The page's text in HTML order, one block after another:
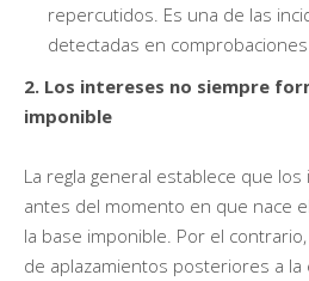
repercutidos. Es una de las
detectadas en
2. Los intereses no siempre
imponible
La regla general establece que
antes del momento en que nace
la base imponible. Por el
de aplazamientos posteriores a